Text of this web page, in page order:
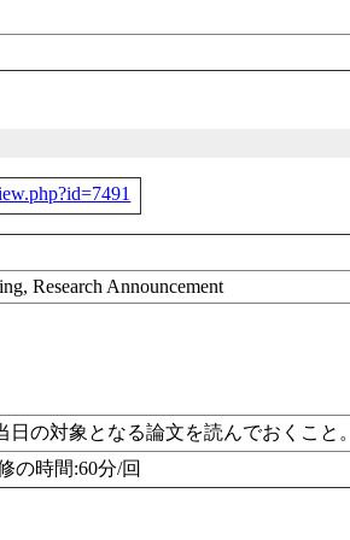
Research Announcement
の対象となる論文を読んでおくこと。
時間:60分/回